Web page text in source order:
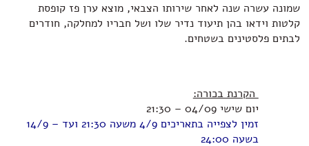
שמונה עשרה שנה לאחר שירותו הצבאי, מוצא ערן פז קופסת
קלטות וידאו בהן תיעוד נדיר שלו ושל חבריו למחלקה, חודרים
לבתים פלסטינים בשטחים.
הקרנת בכורה:
יום שישי 04/09 – 21:30
זמין לצפייה בתאריכים 4/9 משעה 21:30 ועד – 14/9
בשעה 24:00